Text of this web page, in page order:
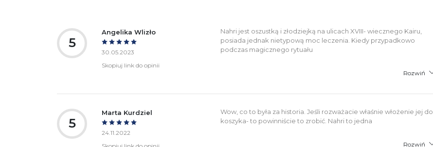
5
Angelika Wlizło
30.05.2023
Skopiuj link do opinii
Nahri jest oszustką i złodziejką na ulicach XVIII- wiecznego Kairu,
posiada jednak nietypową moc leczenia. Kiedy przypadkowo
podczas magicznego rytuału
Rozwiń
5
Marta Kurdziel
24.11.2022
Wow, co to była za historia. Jeśli rozważacie właśnie włożenie jej do
koszyka- to powinniście to zrobić. Nahri to jedna
Rozwiń